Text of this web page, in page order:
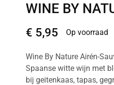
WINE BY
€ 5,95 Op voorraad
Wine By Nature Airén-
Spaanse witte wijn met
bij geitenkaas, tapas,